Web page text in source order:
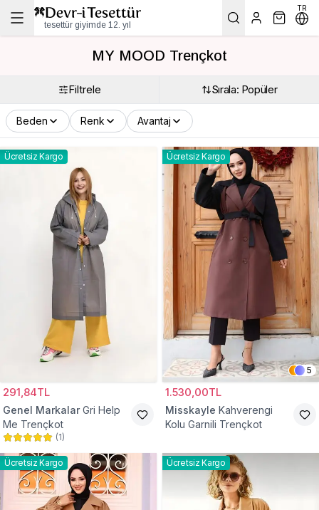
tesettür giyimde 12. yıl
TR
MY MOOD Trençkot
Filtrele Sırala: Popüler
Beden Renk Avantaj
Ücretsiz Kargo
291,84TL
Genel Markalar Gri Help
Me Trençkot
(1)
Ücretsiz Kargo
5
1.530,00TL
Misskayle Kahverengi
Kolu Garnili Trençkot
Ücretsiz Kargo Ücretsiz Kargo